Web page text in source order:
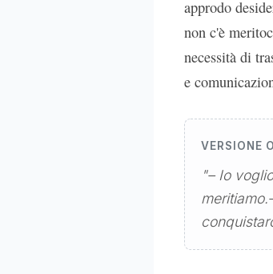
approdo
non c'è
necessità di
e
VERSIONE
"– Io